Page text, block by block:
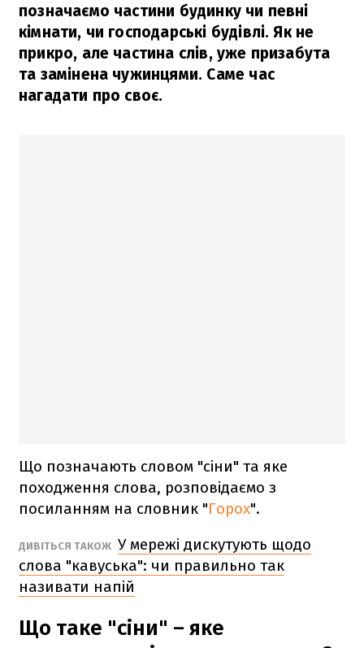
позначаємо частини будинку чи певні
кімнати, чи господарські будівлі. Як не
прикро, але частина слів, уже призабута
та замінена чужинцями. Саме час
нагадати про своє.
Що позначають словом "сіни" та яке
походження слова, розповідаємо з
посиланням на словник "Горох".
ДИВІТЬСЯ ТАКОЖ У мережі дискутують щодо
слова "кавуська": чи правильно так
називати напій
Що таке "сіни" – яке